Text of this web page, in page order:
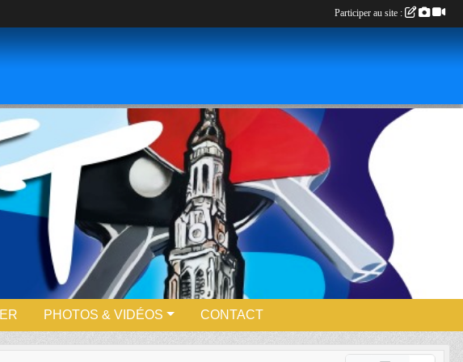
PHOTOS & VIDÉOS CONTACT
Participer au site :